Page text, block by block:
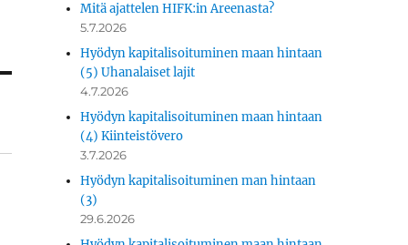
Mitä ajattelen HIFK:in Areenasta?
5.7.2026
Hyödyn kapitalisoituminen maan hintaan
(5) Uhanalaiset lajit
4.7.2026
Hyödyn kapitalisoituminen maan hintaan
(4) Kiinteistövero
3.7.2026
Hyödyn kapitalisoituminen man hintaan
(3)
29.6.2026